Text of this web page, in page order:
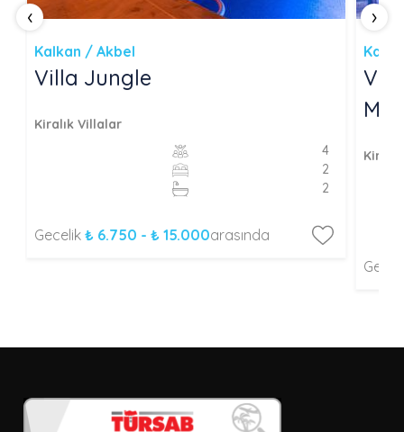
Kalkan / Akbel
Villa Jungle
Kiralık Villalar
4
2
2
Gecelik ₺ 6.750 - ₺ 15.000arasında
‹ ›